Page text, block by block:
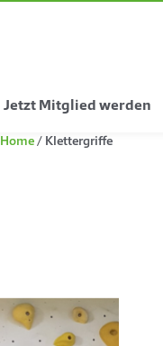
Jetzt Mitglied werden
Home Klettergriffe